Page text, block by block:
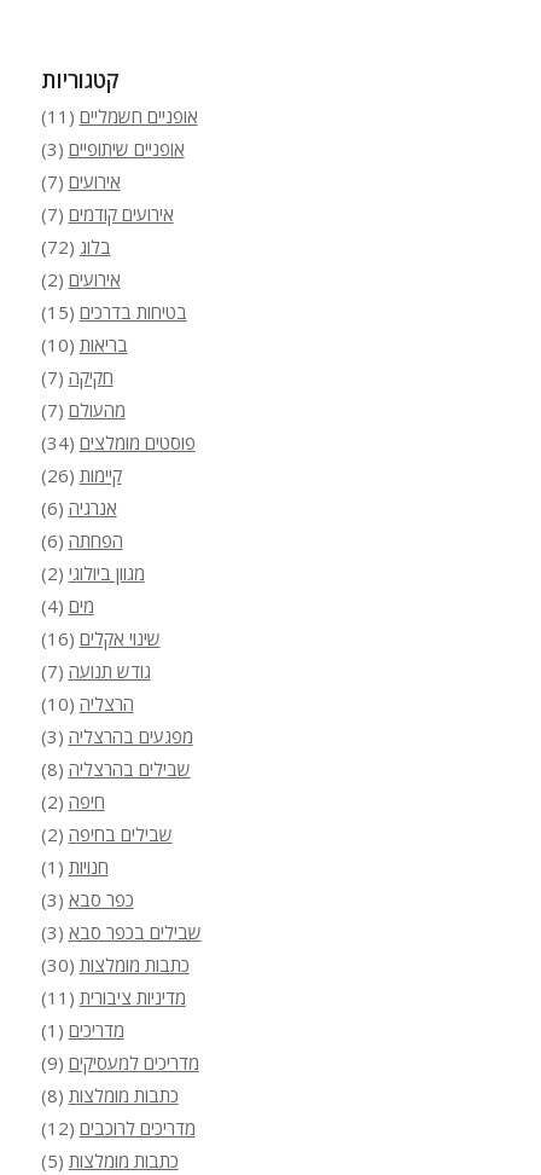
קטגוריות
אופניים חשמליים (11)
אופניים שיתופיים (3)
אירועים (7)
אירועים קודמים (7)
בלוג (72)
אירועים (2)
בטיחות בדרכים (15)
בריאות (10)
חקיקה (7)
מהעולם (7)
פוסטים מומלצים (34)
קיימות (26)
אנרגיה (6)
הפחתה (6)
מגוון ביולוגי (2)
מים (4)
שינוי אקלים (16)
גודש תנועה (7)
הרצליה (10)
מפגעים בהרצליה (3)
שבילים בהרצליה (8)
חיפה (2)
שבילים בחיפה (2)
חנויות (1)
כפר סבא (3)
שבילים בכפר סבא (3)
כתבות מומלצות (30)
מדיניות ציבורית (11)
מדריכים (1)
מדריכים למעסיקים (9)
כתבות מומלצות (8)
מדריכים לרוכבים (12)
כתבות מומלצות (5)